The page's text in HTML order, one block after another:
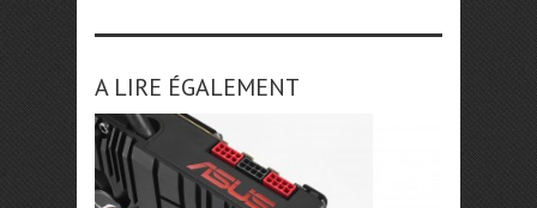
A LIRE ÉGALEMENT